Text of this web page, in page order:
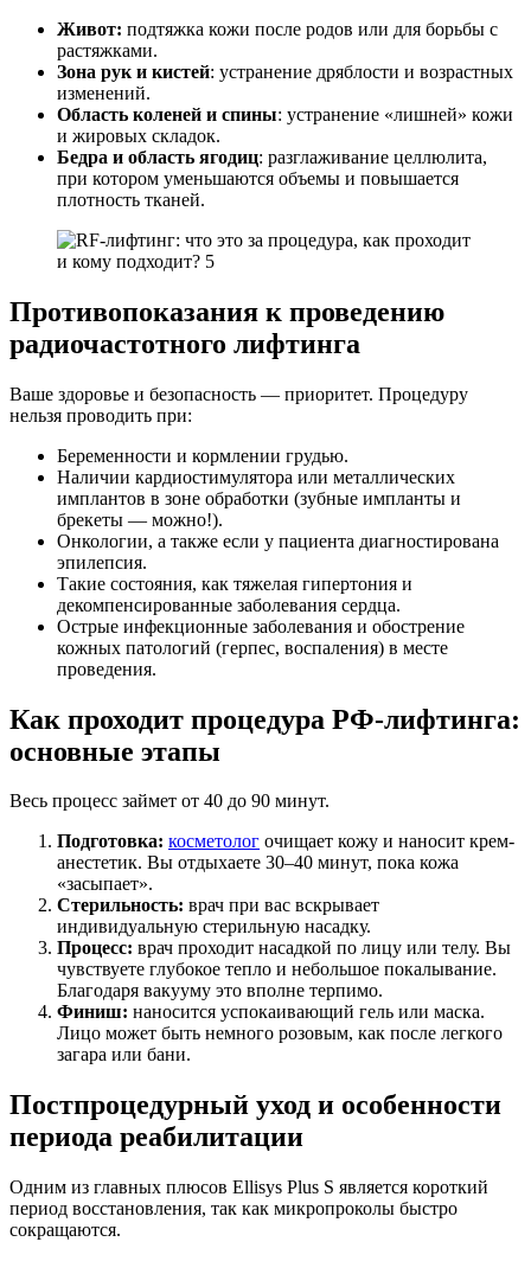
Живот: подтяжка кожи после родов или для борьбы с
растяжками.
Зона рук и кистей: устранение дряблости и возрастных
изменений.
Область коленей и спины: устранение «лишней» кожи
и жировых складок.
Бедра и область ягодиц: разглаживание целлюлита,
при котором уменьшаются объемы и повышается
плотность тканей.
Противопоказания к проведению
радиочастотного лифтинга
Ваше здоровье и безопасность — приоритет. Процедуру
нельзя проводить при:
Беременности и кормлении грудью.
Наличии кардиостимулятора или металлических
имплантов в зоне обработки (зубные импланты и
брекеты — можно!).
Онкологии, а также если у пациента диагностирована
эпилепсия.
Такие состояния, как тяжелая гипертония и
декомпенсированные заболевания сердца.
Острые инфекционные заболевания и обострение
кожных патологий (герпес, воспаления) в месте
проведения.
Как проходит процедура РФ-лифтинга:
основные этапы
Весь процесс займет от 40 до 90 минут.
Подготовка: косметолог очищает кожу и наносит крем-
анестетик. Вы отдыхаете 30–40 минут, пока кожа
«засыпает».
Стерильность: врач при вас вскрывает
индивидуальную стерильную насадку.
Процесс: врач проходит насадкой по лицу или телу. Вы
чувствуете глубокое тепло и небольшое покалывание.
Благодаря вакууму это вполне терпимо.
Финиш: наносится успокаивающий гель или маска.
Лицо может быть немного розовым, как после легкого
загара или бани.
Постпроцедурный уход и особенности
периода реабилитации
Одним из главных плюсов Ellisys Plus S является короткий
период восстановления, так как микропроколы быстро
сокращаются.